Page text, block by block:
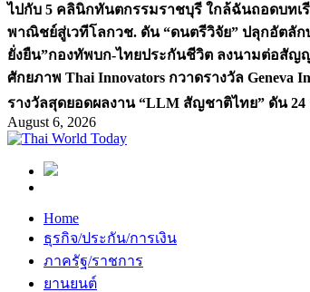
ไปกับ 5 คลินิกทันตกรรมราชบุรี ใกล้ฉันถอดบทเ
พาณิชย์สู่เวทีโลกวช. ดัน “ดนตรีวิจัย” ปลุกอัตลั
ยั่งยืน”กองทัพบก-ไทยประกันชีวิต ลงนามต่อสัญ
ศักยภาพ Thai Innovators กวาดรางวัล Geneva
รางวัลสุดยอดผลงาน “LLM สัญชาติไทย” ดัน
August 6, 2026
Home
ธุรกิจ/ประกัน/การเงิน
ภาครัฐ/ราชการ
ยานยนต์